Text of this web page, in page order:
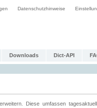
Datenschutzhinweise
Downloads Dict-API
Diese umfassen